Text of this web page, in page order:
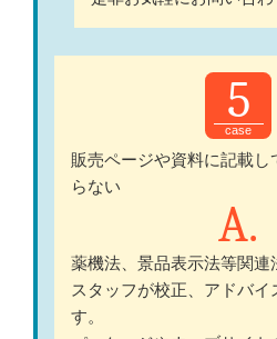
5
販売ページや資料に記載し
らない
薬機法、景品表示法等関連
スタッフが校正、アドバイ
す。